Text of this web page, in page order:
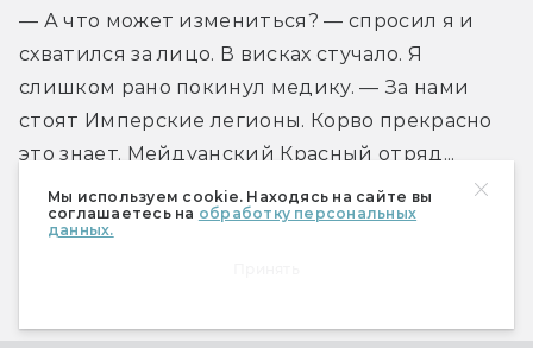
Мы используем cookie. Находясь на сайте вы
соглашаетесь на обработку персональных
данных.
— А что может измениться? — спросил я и
схватился за лицо. В висках стучало. Я
слишком рано покинул медику. — За нами
стоят Имперские легионы. Корво прекрасно
это знает. Мейдуанский Красный отряд...
— Мейдуанский Красный отряд, —